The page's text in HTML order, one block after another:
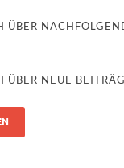
ÜBER
ÜBER NEUE